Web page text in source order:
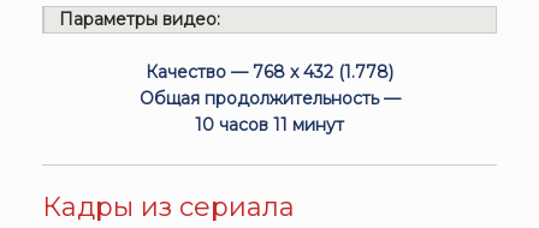
Параметры видео:
Качество — 768 x 432 (1.778)
Общая продолжительность —
10 часов 11 минут
Кадры из сериала